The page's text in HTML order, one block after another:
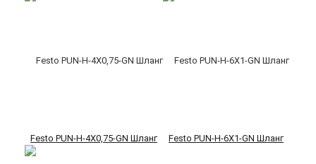
Festo PUN-H-4X0,75-GN Шланг Festo PUN-H-6X1-GN Шланг